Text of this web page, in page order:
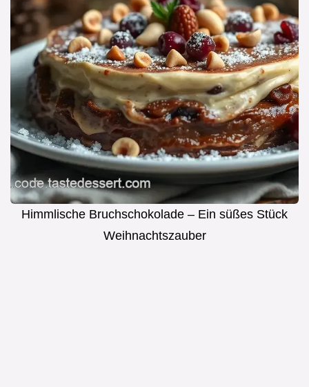
Himmlische Bruchschokolade – Ein süßes Stück
Weihnachtszauber